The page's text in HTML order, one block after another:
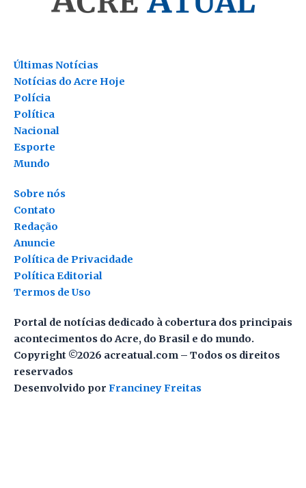
Últimas Notícias
Notícias do Acre Hoje
Polícia
Política
Nacional
Esporte
Mundo
Contato
Redação
Anuncie
Política de Privacidade
Política Editorial
Termos de Uso
Sobre nós
Portal de notícias dedicado à cobertura dos principais
acontecimentos do Acre, do Brasil e do mundo.
Copyright ©2026 acreatual.com – Todos os direitos
reservados
Desenvolvido por Franciney Freitas